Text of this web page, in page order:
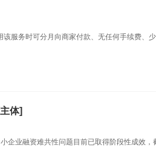
该服务时可分月向商家付款、无任何手续费、
体]
企业融资难共性问题目前已取得阶段性成效